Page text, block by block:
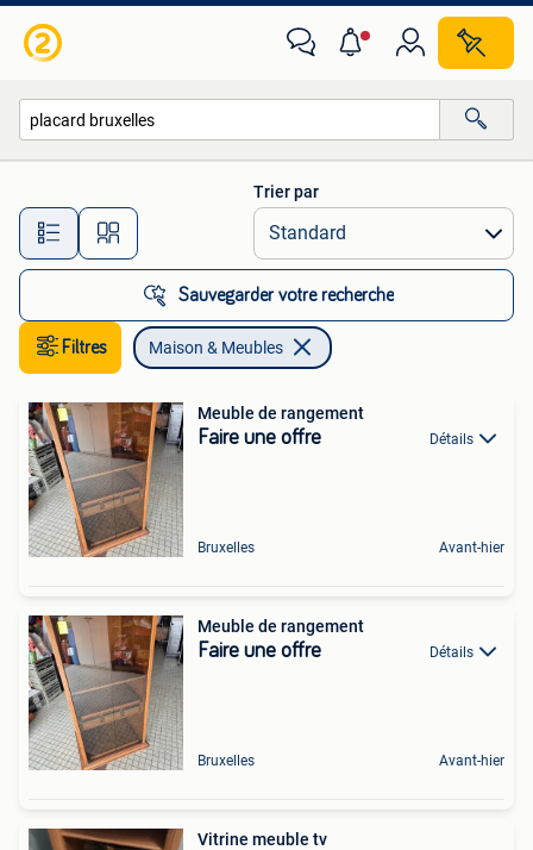
Toutes les distances…
Trier par
Sauvegarder votre recherche
Filtres Maison & Meubles
Meuble de rangement
Faire une offre Détails
Bruxelles Avant-hier
Meuble de rangement
Faire une offre Détails
Bruxelles Avant-hier
Vitrine meuble tv